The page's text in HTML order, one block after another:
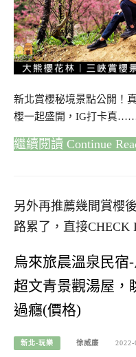
新北賞櫻秘境景點公開！
櫻一起盛開，IG打卡真
Continue
另外再推薦幾間賞櫻
路累了，直接CHECK
烏來旅晨溫泉民宿
超文青景觀湯屋，
過癮(價格)
新北-玩樂 徐威廉 2022-